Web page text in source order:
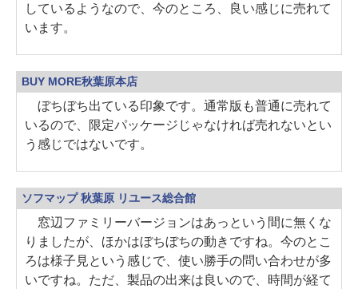
しているようなので、今のところ、良い感じに売れて
います。
BUY MORE秋葉原本店
ぼちぼち出ている印象です。通常版も普通に売れて
いるので、限定パッケージじゃなければ売れないとい
う感じではないです。
ソフマップ 秋葉原 リユース総合館
窓辺ファミリーバージョンはあっという間に無くな
りましたが、ほかはぼちぼちの動きですね。今のとこ
ろは様子見という感じで、使い勝手の問い合わせが多
いですね。ただ、製品の出来は良いので、時間が経て